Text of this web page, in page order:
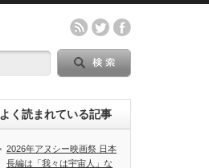
よく読まれている記事
2026年アヌシー映画祭 日本
長編は「我々は宇宙人」な